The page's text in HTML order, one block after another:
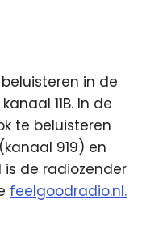
in de
11B. In de
te beluisteren
919) en
is de radiozender
feelgoodradio.nl.